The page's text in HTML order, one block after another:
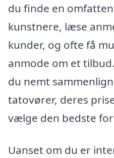
du finde en
kunstnere, læse
kunder, og ofte få
anmode om et
du nemt
tatovører, deres
vælge den bedste
Uanset om du er